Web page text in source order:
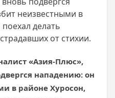
неизвестными в
делать
от стихии.
«Азия-Плюс»,
нападению: он
в районе Хуросон,